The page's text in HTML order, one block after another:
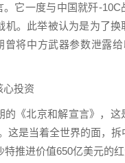
它一度与中国就歼-10C
。此举被认为是为了
将中方武器参数泄露
投资
《北京和解宣言》，
这是当着全世界的面，
特推进价值650亿美元的